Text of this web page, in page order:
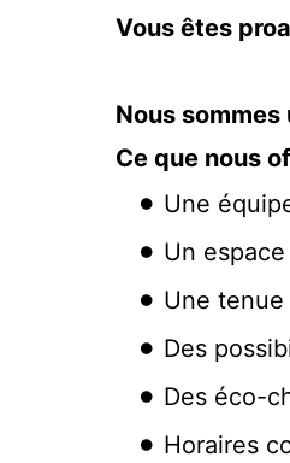
Vous êtes
Nous
Ce que nous
Une
Un
Une
Des
Des éco-
Horaires